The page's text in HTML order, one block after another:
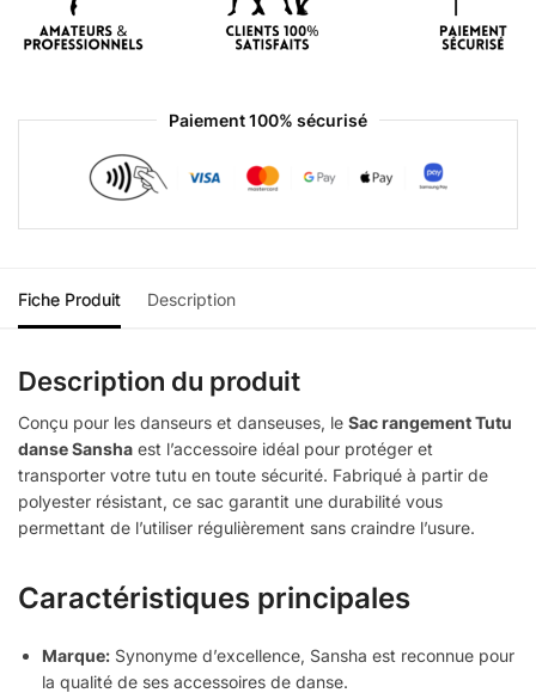
Paiement 100% sécurisé
Fiche Produit Description
Description du produit
Conçu pour les danseurs et danseuses, le Sac rangement Tutu
danse Sansha est l’accessoire idéal pour protéger et
transporter votre tutu en toute sécurité. Fabriqué à partir de
polyester résistant, ce sac garantit une durabilité vous
permettant de l’utiliser régulièrement sans craindre l’usure.
Caractéristiques principales
Marque: Synonyme d’excellence, Sansha est reconnue pour
la qualité de ses accessoires de danse.